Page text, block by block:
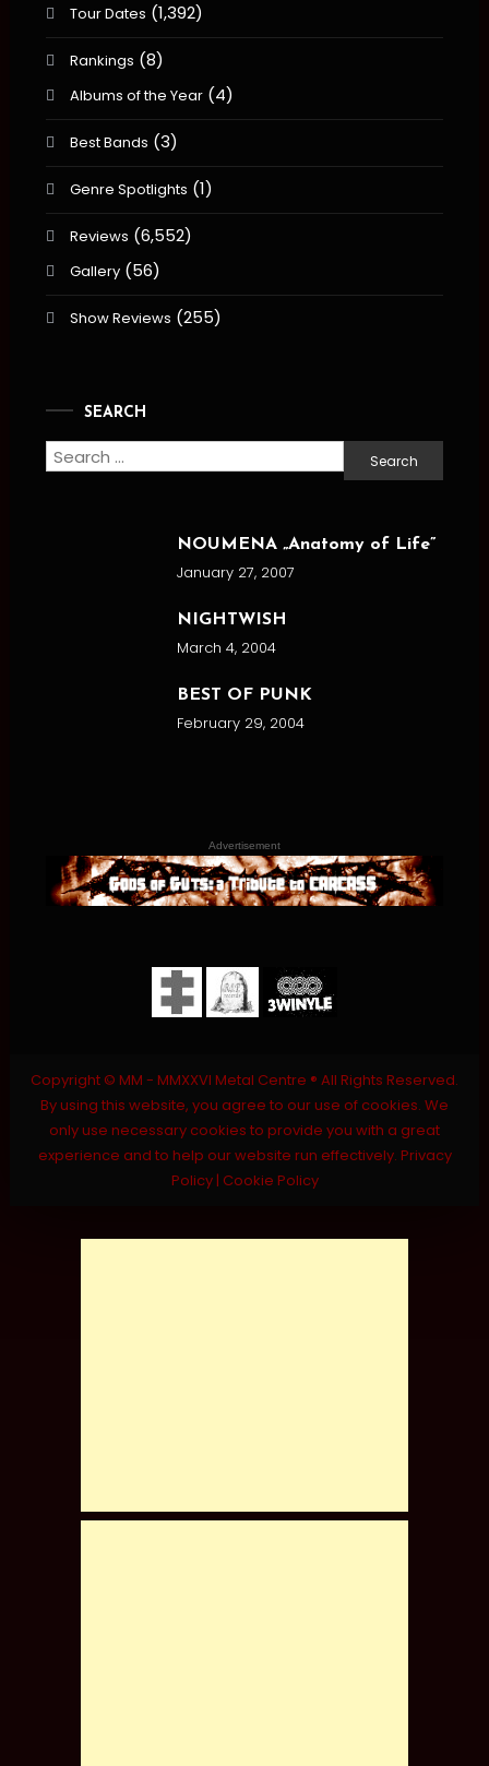
Tour Dates (1,392)
Rankings (8)
Albums of the Year(4)
Best Bands (3)
Genre Spotlights (1)
Reviews (6,552)
Gallery(56)
Show Reviews (255)
SEARCH
Search
for:
NOUMENA „Anatomy of Life”
January 27, 2007
NIGHTWISH
March 4, 2004
BEST OF PUNK
February 29, 2004
Advertisement
Copyright © MM - MMXXVI Metal Centre ® All Rights Reserved.
By using this website, you agree to our use of cookies. We
only use necessary cookies to provide you with a great
experience and to help our website run effectively. Privacy
Policy| Cookie Policy